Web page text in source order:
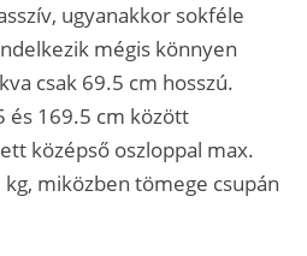
ugyanakkor sokféle
mégis könnyen
csak 69.5 cm hosszú.
és 169.5 cm között
középső oszloppal max.
miközben tömege csupán